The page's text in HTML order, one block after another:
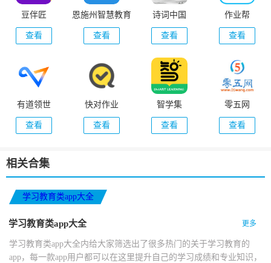
豆伴匠
查看
恩施州智慧教育
平台
查看
诗词中国
查看
作业帮
查看
有道领世
查看
快对作业
查看
智学集
查看
零五网
查看
相关合集
学习教育类app大全
学习教育类app大全 更多
学习教育类app大全内给大家筛选出了很多热门的关于学习教育的
app，每一款app用户都可以在这里提升自己的学习成绩和专业知识，